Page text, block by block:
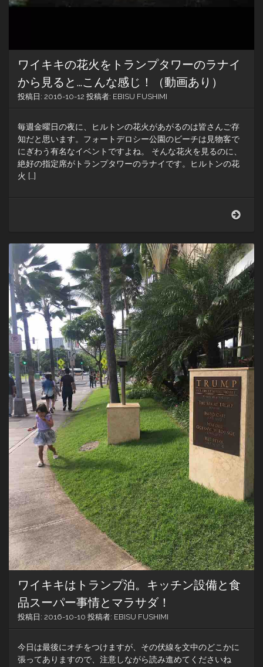
ワイキキの花火をトランプタワーのラナイ
から見ると…こんな感じ！（動画あり）
投稿日: 2016-10-12 投稿者: EBISU FUSHIMI
毎週金曜日の夜に、ヒルトンの花火があがるのは皆さんご存
知だと思います。フォートデロシー公園のビーチは見物客で
にぎわう有名なイベントですよね。 そんな花火を見るのに、
絶好の指定席がトランプタワーのラナイです。ヒルトンの花
火 […]
キ
の
花
火
を
ト
ラ
プ
タ
ワ
ー
の
イ
か
ら
る
ん
な
感
じ！
（動
画
あ
り）
ワイキキはトランプ泊。キッチン設備と食
品スーパー事情とマラサダ！
投稿日: 2016-10-10 投稿者: EBISU FUSHIMI
今日は最後にオチをつけますが、その伏線を文中のどこかに
張ってありますので、注意しながら読み進めてくださいね